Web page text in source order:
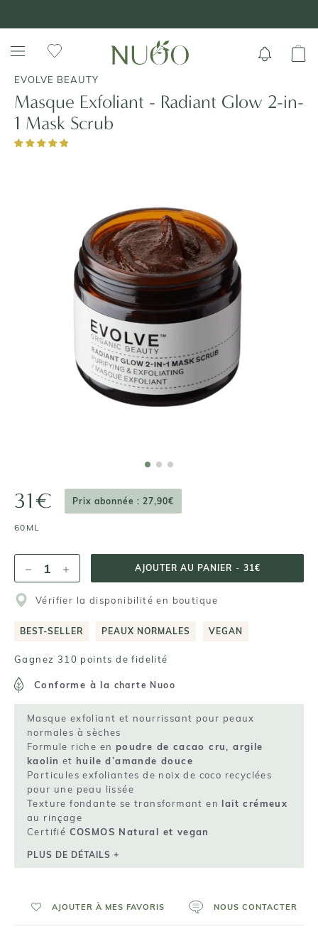
EVOLVE BEAUTY
Masque Exfoliant - Radiant Glow 2-in-
1 Mask Scrub
31€ Prix abonnée : 27,90€
60ML
AJOUTER AU PANIER - 31€
Vérifier la disponibilité en boutique
BEST-SELLER PEAUX NORMALES VEGAN
Gagnez 310 points de fidelité
Conforme à la charte Nuoo
Masque exfoliant et nourrissant pour peaux
normales à sèches
Formule riche en poudre de cacao cru, argile
kaolin et huile d’amande douce
Particules exfoliantes de noix de coco recyclées
pour une peau lissée
Texture fondante se transformant en lait crémeux
au rinçage
Certifié COSMOS Natural et vegan
PLUS DE DÉTAILS +
AJOUTER À MES FAVORIS NOUS CONTACTER